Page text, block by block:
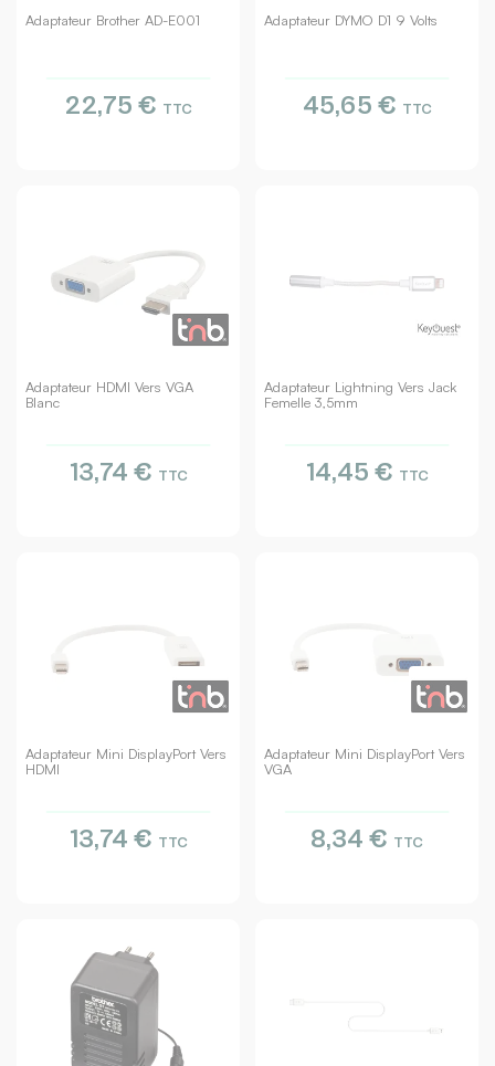
Adaptateur Brother AD-E001
22,75 € TTC
Adaptateur DYMO D1 9 Volts
45,65 € TTC
Adaptateur HDMI Vers VGA
Blanc
13,74 € TTC
Adaptateur Lightning Vers Jack
Femelle 3,5mm
14,45 € TTC
Adaptateur Mini DisplayPort Vers
HDMI
13,74 € TTC
Adaptateur Mini DisplayPort Vers
VGA
8,34 € TTC